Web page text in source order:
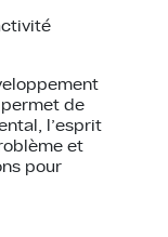
de
l’esprit
et
pour